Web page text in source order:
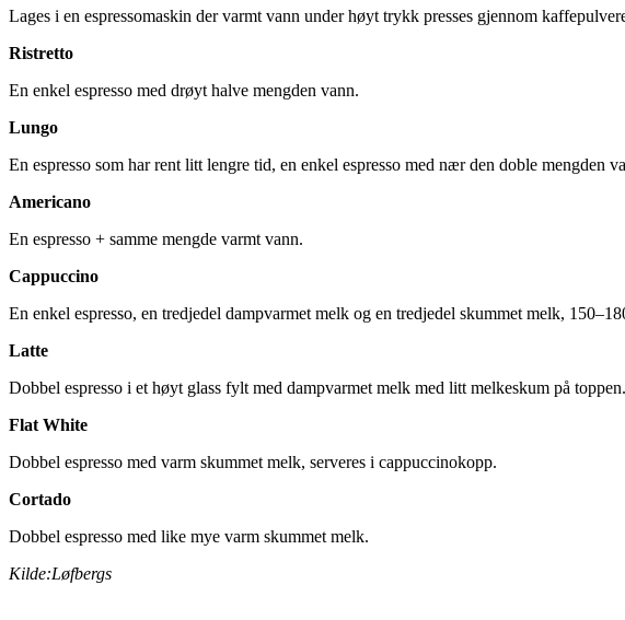
Lages i en espressomaskin der varmt vann under høyt trykk presses gjennom
Ristretto
En enkel espresso med drøyt halve mengden vann.
Lungo
En espresso som har rent litt lengre tid, en enkel espresso med nær den doble mengden
Americano
En espresso + samme mengde varmt vann.
Cappuccino
En enkel espresso, en tredjedel dampvarmet melk og en tredjedel skummet melk,
Latte
Dobbel espresso i et høyt glass fylt med dampvarmet melk med litt melkeskum på toppen.
Flat White
Dobbel espresso med varm skummet melk, serveres i cappuccinokopp.
Cortado
Dobbel espresso med like mye varm skummet melk.
Kilde:Løfbergs